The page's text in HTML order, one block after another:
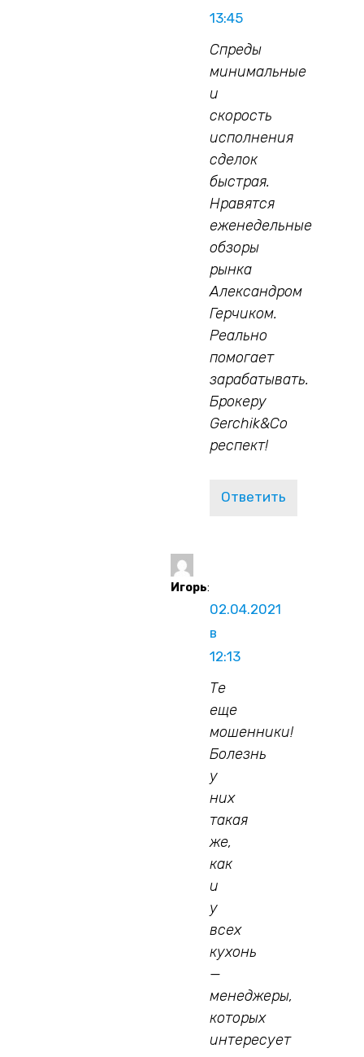
13:45
Спреды
минимальные
и
скорость
исполнения
сделок
быстрая.
Нравятся
еженедельные
обзоры
рынка
Александром
Герчиком.
Реально
помогает
зарабатывать.
Брокеру
Gerchik&Co
респект!
Ответить
Игорь:
02.04.2021
в
12:13
Те
еще
мошенники!
Болезнь
у
них
такая
же,
как
и
у
всех
кухонь
—
менеджеры,
которых
интересует